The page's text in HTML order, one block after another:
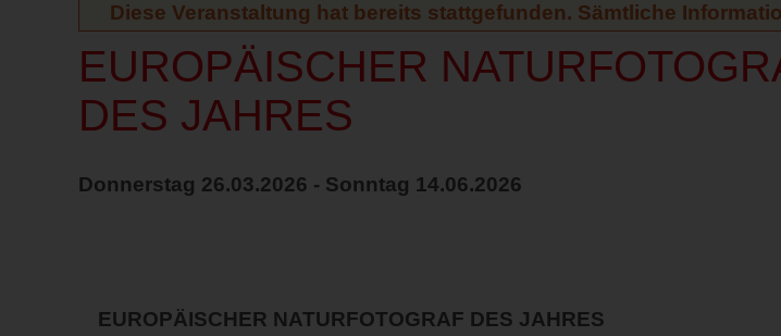
Diese Veranstaltung hat bereits stattgefunden. Sämtliche
EUROPÄISCHER
DES JAHRES
Donnerstag 26.03.2026 - Sonntag 14.06.2026
EUROPÄISCHER NATURFOTOGRAF DES JAHRES